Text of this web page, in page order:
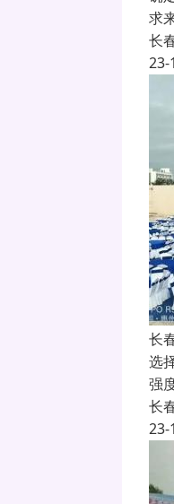
求
长
23-
长
选
强
长
23-